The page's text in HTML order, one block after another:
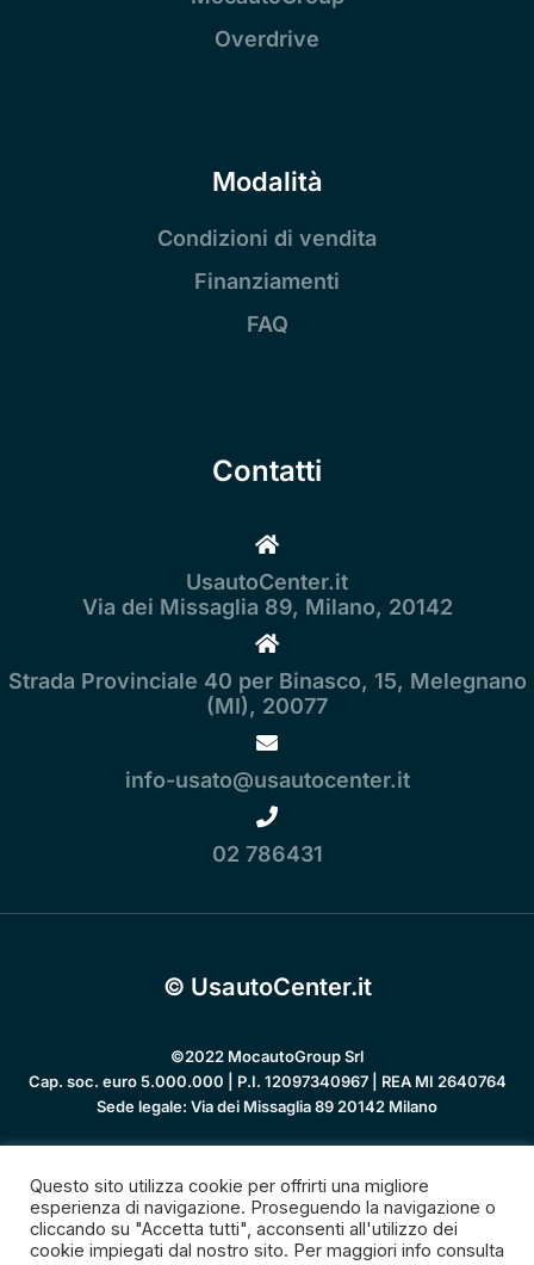
Overdrive
Modalità
Condizioni di vendita
Finanziamenti
FAQ
Contatti
UsautoCenter.it
Via dei Missaglia 89, Milano, 20142
Strada Provinciale 40 per Binasco, 15, Melegnano
(MI), 20077
info-usato@usautocenter.it
02 786431
© UsautoCenter.it
©2022 MocautoGroup Srl
Cap. soc. euro 5.000.000 | P.I. 12097340967 | REA MI 2640764
Sede legale: Via dei Missaglia 89 20142 Milano
Privacy policy
Questo sito utilizza cookie per offrirti una migliore
esperienza di navigazione. Proseguendo la navigazione o
cliccando su "Accetta tutti", acconsenti all'utilizzo dei
cookie impiegati dal nostro sito. Per maggiori info consulta